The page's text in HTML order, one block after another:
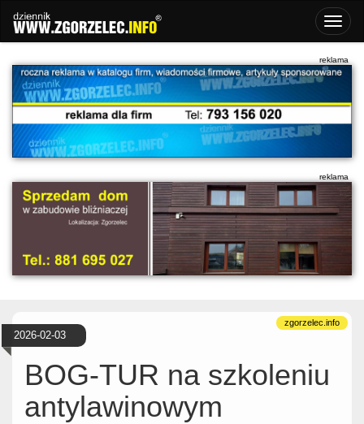
2026-02-03
BOG-TUR na szkoleniu
antylawinowym